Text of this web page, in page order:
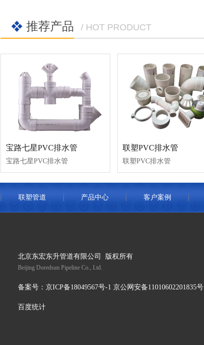
推荐产品 / HOT PRODUCT
宝路七星PVC排水管
宝路七星PVC排水管
联塑PVC排水管
联塑PVC排水管
联塑管道 产品中心 客户案例
北京东宏东升管道有限公司 版权所有
Beijing Doredsun Pipeline Co., Ltd.
备案号： 京ICP备18049567号-1 京公网安备11010602201835号
百度统计